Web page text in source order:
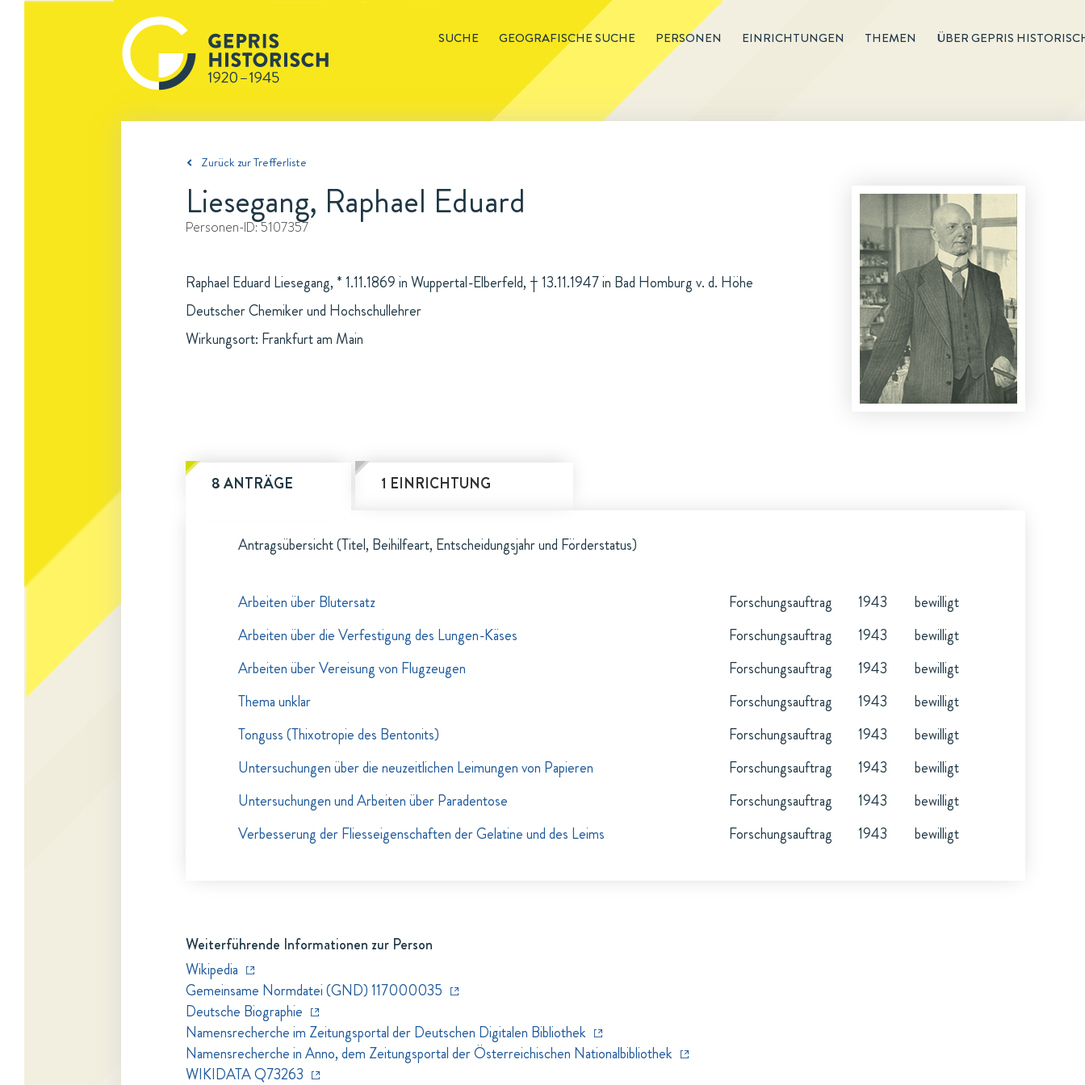
SUCHE GEOGRAFISCHE SUCHE PERSONEN EINRICHTUNGEN THEMEN ÜBER GEPRIS
Zurück zur Trefferliste
Liesegang, Raphael Eduard
Personen-ID:5107357
Raphael Eduard Liesegang, * 1.11.1869 in Wuppertal-Elberfeld, † 13.11.1947 in Bad Homburg v. d. Höhe
Deutscher Chemiker und Hochschullehrer
Wirkungsort: Frankfurt am Main
8 ANTRÄGE 1 EINRICHTUNG
Antragsübersicht (Titel, Beihilfeart, Entscheidungsjahr und Förderstatus)
Arbeiten über Blutersatz Forschungsauftrag 1943
bewilligt
Arbeiten über die Verfestigung des Lungen-Käses
Forschungsauftrag 1943
bewilligt
Arbeiten über Vereisung von Flugzeugen
Forschungsauftrag 1943
bewilligt
Thema unklar
Forschungsauftrag 1943
bewilligt
Tonguss (Thixotropie des Bentonits)
Forschungsauftrag 1943
bewilligt
Untersuchungen über die neuzeitlichen Leimungen von Papieren
Forschungsauftrag 1943
bewilligt
Untersuchungen und Arbeiten über Paradentose
Forschungsauftrag 1943
bewilligt
Verbesserung der Fliesseigenschaften der Gelatine und des Leims
Forschungsauftrag 1943 bewilligt
Weiterführende Informationen zur Person
Wikipedia
Gemeinsame Normdatei (GND) 117000035
Deutsche Biographie
Namensrecherche im Zeitungsportal der Deutschen Digitalen Bibliothek
Namensrecherche in Anno, dem Zeitungsportal der Österreichischen Nationalbibliothek
WIKIDATA Q73263